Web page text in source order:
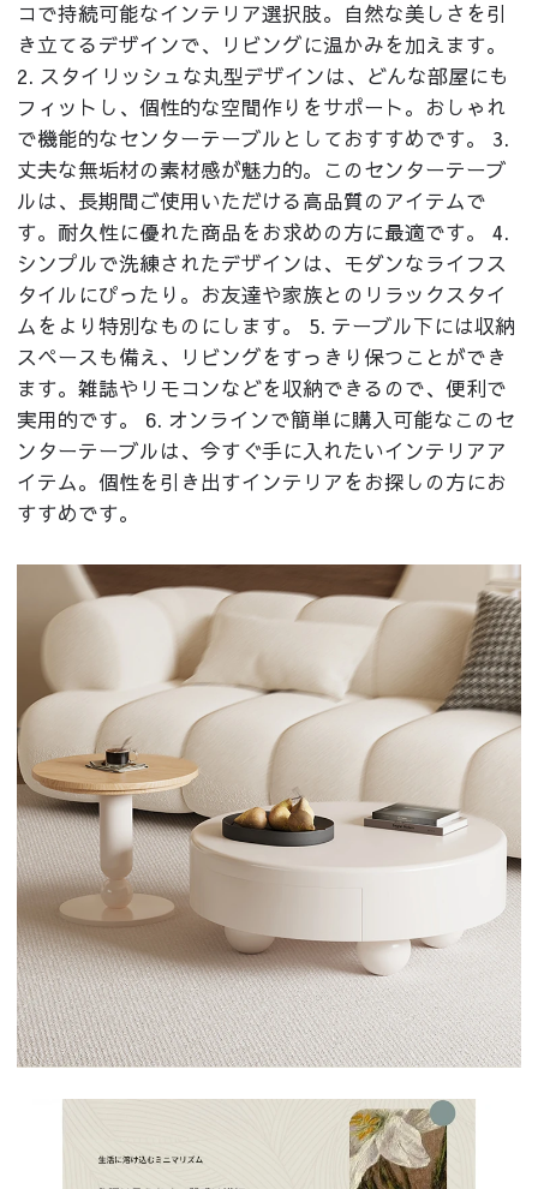
コで持続可能なインテリア選択肢。自然な美しさを引
き立てるデザインで、リビングに温かみを加えます。
2. スタイリッシュな丸型デザインは、どんな部屋にも
フィットし、個性的な空間作りをサポート。おしゃれ
で機能的なセンターテーブルとしておすすめです。 3.
丈夫な無垢材の素材感が魅力的。このセンターテーブ
ルは、長期間ご使用いただける高品質のアイテムで
す。耐久性に優れた商品をお求めの方に最適です。 4.
シンプルで洗練されたデザインは、モダンなライフス
タイルにぴったり。お友達や家族とのリラックスタイ
ムをより特別なものにします。 5. テーブル下には収納
スペースも備え、リビングをすっきり保つことができ
ます。雑誌やリモコンなどを収納できるので、便利で
実用的です。 6. オンラインで簡単に購入可能なこのセ
ンターテーブルは、今すぐ手に入れたいインテリアア
イテム。個性を引き出すインテリアをお探しの方にお
すすめです。